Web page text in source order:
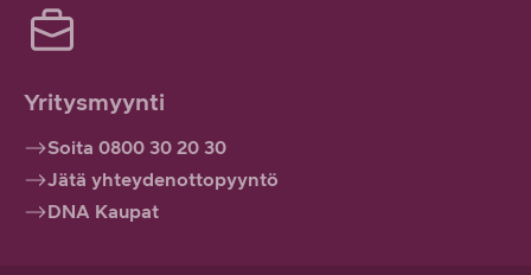
Yritysmyynti
Soita 0800 30 20 30
Jätä yhteydenottopyyntö
DNA Kaupat